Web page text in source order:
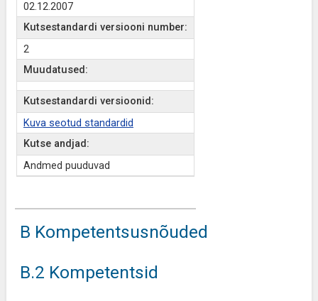
02.12.2007
Kutsestandardi versiooni number:
2
Muudatused:
Kutsestandardi versioonid:
Kuva seotud standardid
Kutse andjad:
Andmed puuduvad
B Kompetentsusnõuded
B.2 Kompetentsid